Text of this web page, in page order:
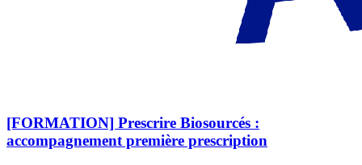
[FORMATION] Prescrire Biosourcés :
accompagnement première prescription